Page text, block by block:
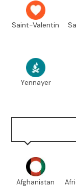
Saint-Valentin
Yennayer
Afghanistan